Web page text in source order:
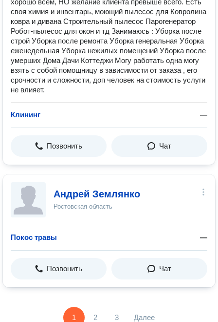
хорошо всем, НО желание клиента превыше всего. Есть
своя химия и инвентарь, моющий пылесос для Ковролина
ковра и дивана Строительный пылесос Парогенератор
Робот-пылесос для окон и тд Занимаюсь : Уборка после
строй Уборка после ремонта Уборка генеральная Уборка
еженедельная Уборка нежилых помещений Уборка после
умерших Дома Дачи Коттеджи Могу работать одна могу
взять с собой помощницу в зависимости от заказа , его
срочности и сложности, доп человек на стоимость услуги
не влияет.
Клининг —
Позвонить Чат
Андрей Землянко
Ростовская область
Покос травы —
Позвонить Чат
1 2 3 Далее